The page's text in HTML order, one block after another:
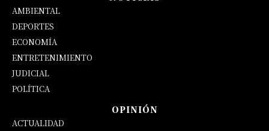
AMBIENTAL
DEPORTES
ECONOMÍA
ENTRETENIMIENTO
JUDICIAL
POLÍTICA
OPINIÓN
ACTUALIDAD